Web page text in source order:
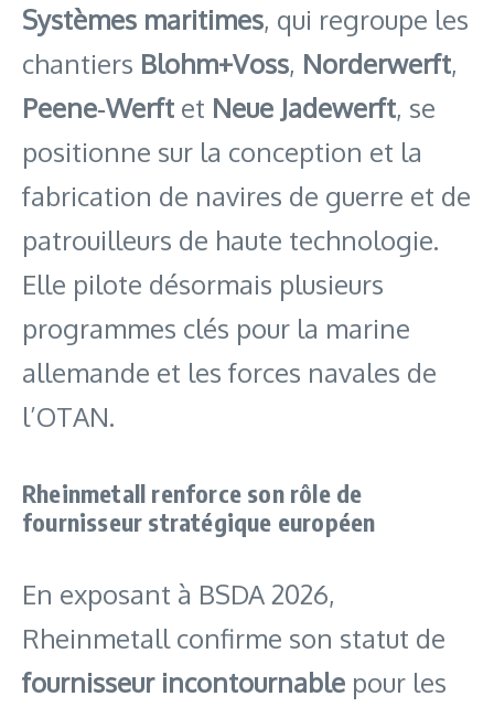
Systèmes maritimes, qui regroupe les
chantiers Blohm+Voss, Norderwerft,
Peene‑Werft et Neue Jadewerft, se
positionne sur la conception et la
fabrication de navires de guerre et de
patrouilleurs de haute technologie.
Elle pilote désormais plusieurs
programmes clés pour la marine
allemande et les forces navales de
l’OTAN.
Rheinmetall renforce son rôle de
fournisseur stratégique européen
En exposant à BSDA 2026,
Rheinmetall confirme son statut de
fournisseur incontournable pour les